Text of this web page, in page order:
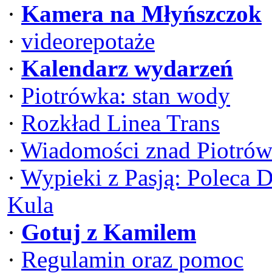
· Kamera na Młyńszczok
· videorepotaże
· Kalendarz wydarzeń
· Piotrówka: stan wody
· Rozkład Linea Trans
· Wiadomości znad
· Wypieki z Pasją: Poleca
Kula
· Gotuj z Kamilem
· Regulamin oraz pomoc